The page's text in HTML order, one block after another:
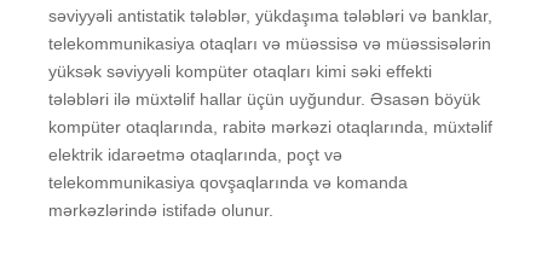
səviyyəli antistatik tələblər, yükdaşıma tələbləri və banklar,
telekommunikasiya otaqları və müəssisə və müəssisələrin
yüksək səviyyəli kompüter otaqları kimi səki effekti
tələbləri ilə müxtəlif hallar üçün uyğundur. Əsasən böyük
kompüter otaqlarında, rabitə mərkəzi otaqlarında, müxtəlif
elektrik idarəetmə otaqlarında, poçt və
telekommunikasiya qovşaqlarında və komanda
mərkəzlərində istifadə olunur.